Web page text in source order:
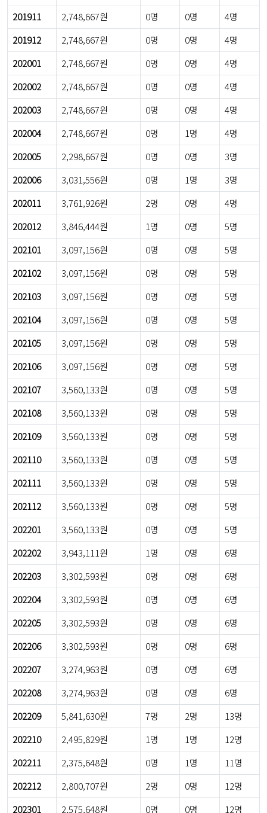
201911
2,748,667원 0명 0명
4명
201912
2,748,667원 0명 0명
4명
202001
2,748,667원 0명 0명
4명
202002
2,748,667원 0명 0명
4명
202003
2,748,667원 0명 0명
4명
202004
2,748,667원 0명 1명
4명
202005
2,298,667원 0명 0명
3명
202006
3,031,556원 0명 1명
3명
202011
3,761,926원 2명 0명
4명
202012
3,846,444원 1명 0명
5명
202101
3,097,156원 0명 0명
5명
202102
3,097,156원 0명 0명
5명
202103
3,097,156원 0명 0명
5명
202104
3,097,156원 0명 0명
5명
202105
3,097,156원 0명 0명
5명
202106
3,097,156원 0명 0명
5명
202107
3,560,133원 0명 0명
5명
202108
3,560,133원 0명 0명
5명
202109
3,560,133원 0명 0명
5명
202110
3,560,133원 0명 0명
5명
202111
3,560,133원 0명 0명
5명
202112
3,560,133원 0명 0명
5명
202201
3,560,133원 0명 0명
5명
202202
3,943,111원 1명 0명
6명
202203
3,302,593원 0명 0명
6명
202204
3,302,593원 0명 0명
6명
202205
3,302,593원 0명 0명
6명
202206
3,302,593원 0명 0명
6명
202207
3,274,963원 0명 0명
6명
202208
3,274,963원 0명 0명
6명
202209
5,841,630원 7명 2명
13명
202210
2,495,829원 1명 1명
12명
202211
2,375,648원 0명 1명
11명
202212
2,800,707원 2명 0명
12명
202301
2,575,648원 0명 0명 12명